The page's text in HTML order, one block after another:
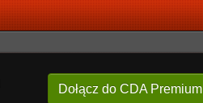
Dołącz do CDA Premium